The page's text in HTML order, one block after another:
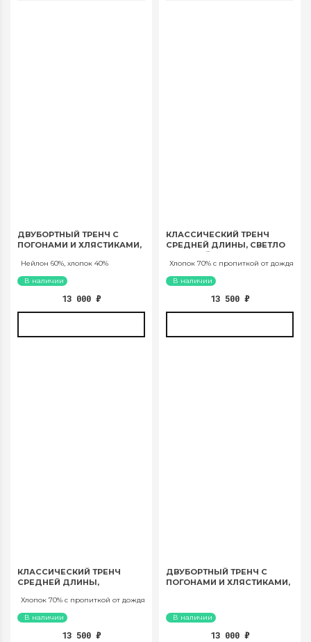
ДВУБОРТНЫЙ ТРЕНЧ С
ПОГОНАМИ И ХЛЯСТИКАМИ,
Нейлон 60%, хлопок 40%
В наличии
13 000 ₽
КЛАССИЧЕСКИЙ ТРЕНЧ
СРЕДНЕЙ ДЛИНЫ, СВЕТЛО
Хлопок 70% с пропиткой от дождя
В наличии
13 500 ₽
КЛАССИЧЕСКИЙ ТРЕНЧ
СРЕДНЕЙ ДЛИНЫ,
Хлопок 70% с пропиткой от дождя
В наличии
13 500 ₽
ДВУБОРТНЫЙ ТРЕНЧ С
ПОГОНАМИ И ХЛЯСТИКАМИ,
В наличии
13 000 ₽